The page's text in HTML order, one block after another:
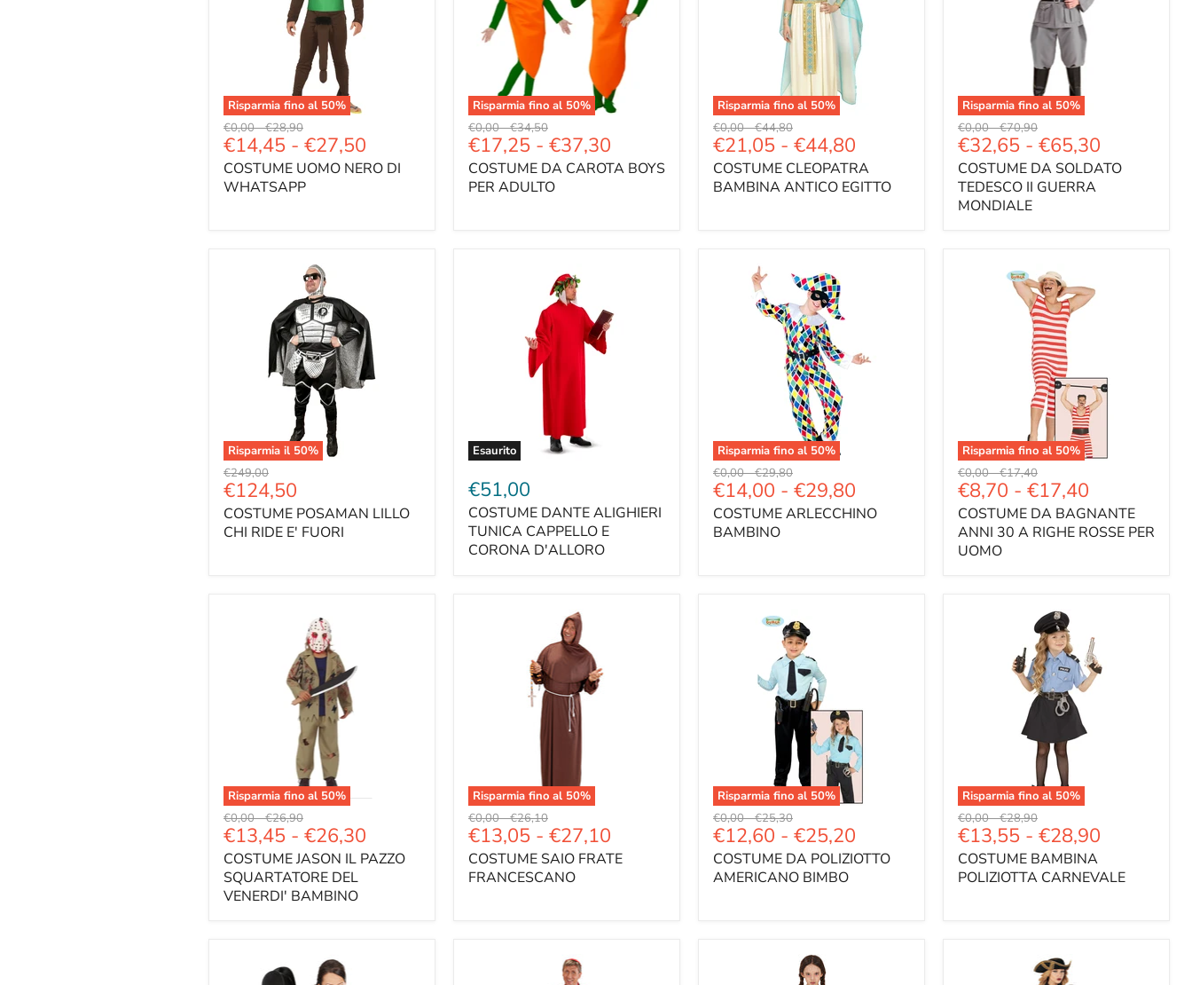
Risparmia fino al 50%
Prezzo
originale
€0,00-Prezzo
originale
€28,90
€14,45 - €27,50
COSTUME UOMO NERO DI
WHATSAPP
Risparmia fino al 50%
Prezzo
originale
€0,00-Prezzo
originale
€34,50
€17,25 - €37,30
COSTUME DA CAROTA BOYS
PER ADULTO
Risparmia fino al 50%
Prezzo
originale
€0,00-Prezzo
originale
€44,80
€21,05 - €44,80
COSTUME CLEOPATRA
BAMBINA ANTICO EGITTO
Risparmia fino al 50%
Prezzo
originale
€0,00-Prezzo
originale
€70,90
€32,65 - €65,30
COSTUME DA SOLDATO
TEDESCO II GUERRA
MONDIALE
Risparmia il 50%
Prezzo
originale
€249,00
Prezzo
attuale
€124,50
COSTUME POSAMAN LILLO
CHI RIDE E' FUORI
Esaurito
€51,00
COSTUME DANTE ALIGHIERI
TUNICA CAPPELLO E
CORONA D'ALLORO
Risparmia fino al 50%
Prezzo
originale
€0,00-Prezzo
originale
€29,80
€14,00 - €29,80
COSTUME ARLECCHINO
BAMBINO
Risparmia fino al 50%
Prezzo
originale
€0,00-Prezzo
originale
€17,40
€8,70 - €17,40
COSTUME DA BAGNANTE
ANNI 30 A RIGHE ROSSE PER
UOMO
Risparmia fino al 50%
Prezzo
originale
€0,00-Prezzo
originale
€26,90
€13,45 - €26,30
COSTUME JASON IL PAZZO
SQUARTATORE DEL
VENERDI' BAMBINO
Risparmia fino al 50%
Prezzo
originale
€0,00-Prezzo
originale
€26,10
€13,05 - €27,10
COSTUME SAIO FRATE
FRANCESCANO
Risparmia fino al 50%
Prezzo
originale
€0,00-Prezzo
originale
€25,30
€12,60 - €25,20
COSTUME DA POLIZIOTTO
AMERICANO BIMBO
Risparmia fino al 50%
Prezzo
originale
€0,00-Prezzo
originale
€28,90
€13,55 - €28,90
COSTUME BAMBINA
POLIZIOTTA CARNEVALE